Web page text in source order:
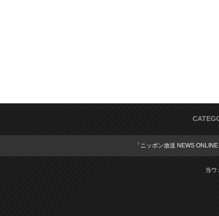
「ニッポン放送 NEWS
当ウ